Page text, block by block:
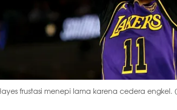
frustasi menepi lama karena cedera engkel.